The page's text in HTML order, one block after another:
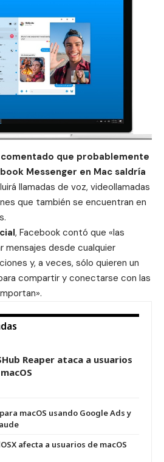
comentado que probablemente
Messenger en Mac saldría
llamadas de voz, videollamadas
que también se encuentran en
, Facebook contó que «las
mensajes desde cualquier
y, a veces, sólo quieren un
compartir y conectarse con las
Reaper ataca a usuarios
macOS usando Google Ads y
afecta a usuarios de macOS